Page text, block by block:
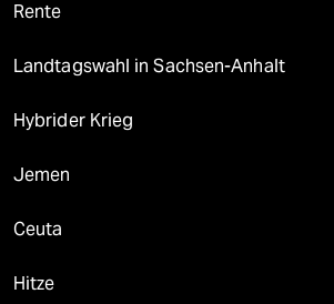
Rente
Landtagswahl in Sachsen-Anhalt
Hybrider Krieg
Jemen
Ceuta
Hitze